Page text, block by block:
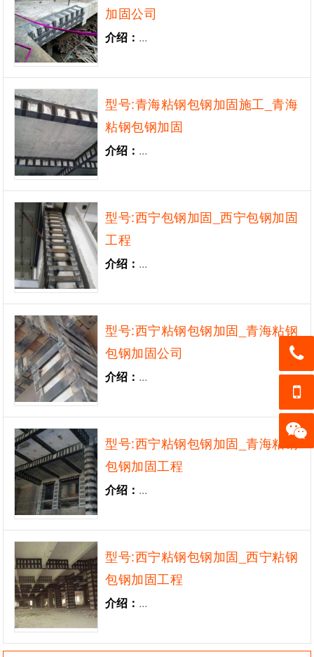
加固公司
介绍： ...
型号:青海粘钢包钢加固施工_青海
粘钢包钢加固
介绍： ...
型号:西宁包钢加固_西宁包钢加固
工程
介绍： ...
型号:西宁粘钢包钢加固_青海粘钢
包钢加固公司
介绍： ...
型号:西宁粘钢包钢加固_青海粘钢
包钢加固工程
介绍： ...
型号:西宁粘钢包钢加固_西宁粘钢
包钢加固工程
介绍： ...
13139
05050
13139
05050